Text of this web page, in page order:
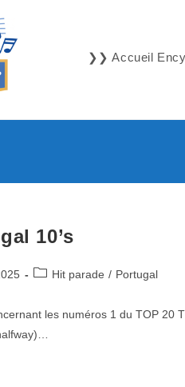
❯❯ Accueil
10’s
PostHit parade / Portugal
les numéros 1 du TOP 20